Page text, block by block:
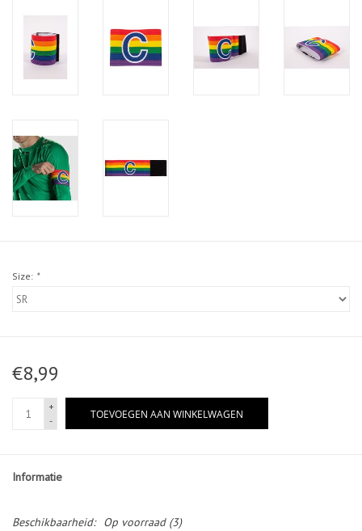
Size: *
€8,99
+
-
TOEVOEGEN AAN WINKELWAGEN
Informatie
Beschikbaarheid: Op voorraad(3)